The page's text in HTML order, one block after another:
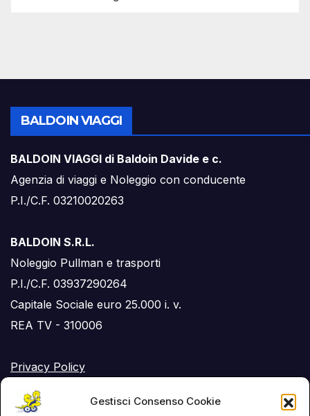
Gestisci Consenso Cookie
BALDOIN VIAGGI
BALDOIN VIAGGI di Baldoin Davide e c.
Agenzia di viaggi e Noleggio con conducente
P.I./C.F. 03210020263
BALDOIN S.R.L.
Noleggio Pullman e trasporti
P.I./C.F. 03937290264
Capitale Sociale euro 25.000 i. v.
REA TV - 310006
Privacy Policy
Cookie Policy (UE)
RSS Feed